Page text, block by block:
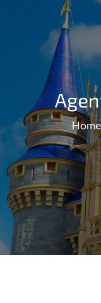
Home